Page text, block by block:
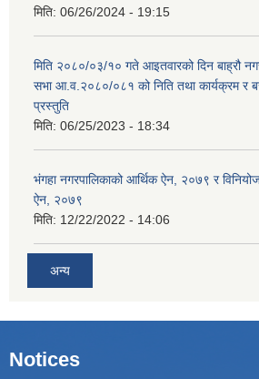
मिति: 06/26/2024 - 19:15
मिति २०८०/०३/१० गते आइतवारको दिन बाह्रौ
सभा आ.व.२०८०/०८१ को निति तथा कार्यक्रम र
प्रस्तुति
मिति: 06/25/2023 - 18:34
भंगहा नगरपालिकाको आर्थिक ऐन, २०७९ र
ऐन, २०७९
मिति: 12/22/2022 - 14:06
अन्य
Notices